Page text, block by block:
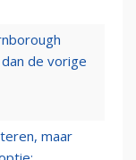
de vorige
maar